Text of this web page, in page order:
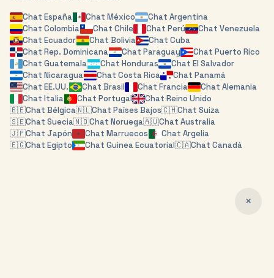
ChatEspaña Chat México Chat Argentina
ChatColombia Chat Chile Chat Perú ChatVenezuela
ChatEcuador Chat Bolivia Chat Cuba
ChatRep. Dominicana Chat Paraguay Chat Puerto Rico
ChatGuatemala Chat Honduras Chat El Salvador
ChatNicaragua Chat Costa Rica Chat Panamá
ChatEE.UU. Chat Brasil Chat Francia ChatAlemania
ChatItalia Chat Portugal Chat Reino Unido
🇧🇪Chat Bélgica🇳🇱Chat Países Bajos🇨🇭Chat Suiza
🇸🇪Chat Suecia🇳🇴Chat Noruega🇦🇺Chat Australia
🇯🇵Chat Japón ChatMarruecos Chat Argelia
🇪🇬Chat Egipto ChatGuinea Ecuatorial🇨🇦ChatCanadá
✕